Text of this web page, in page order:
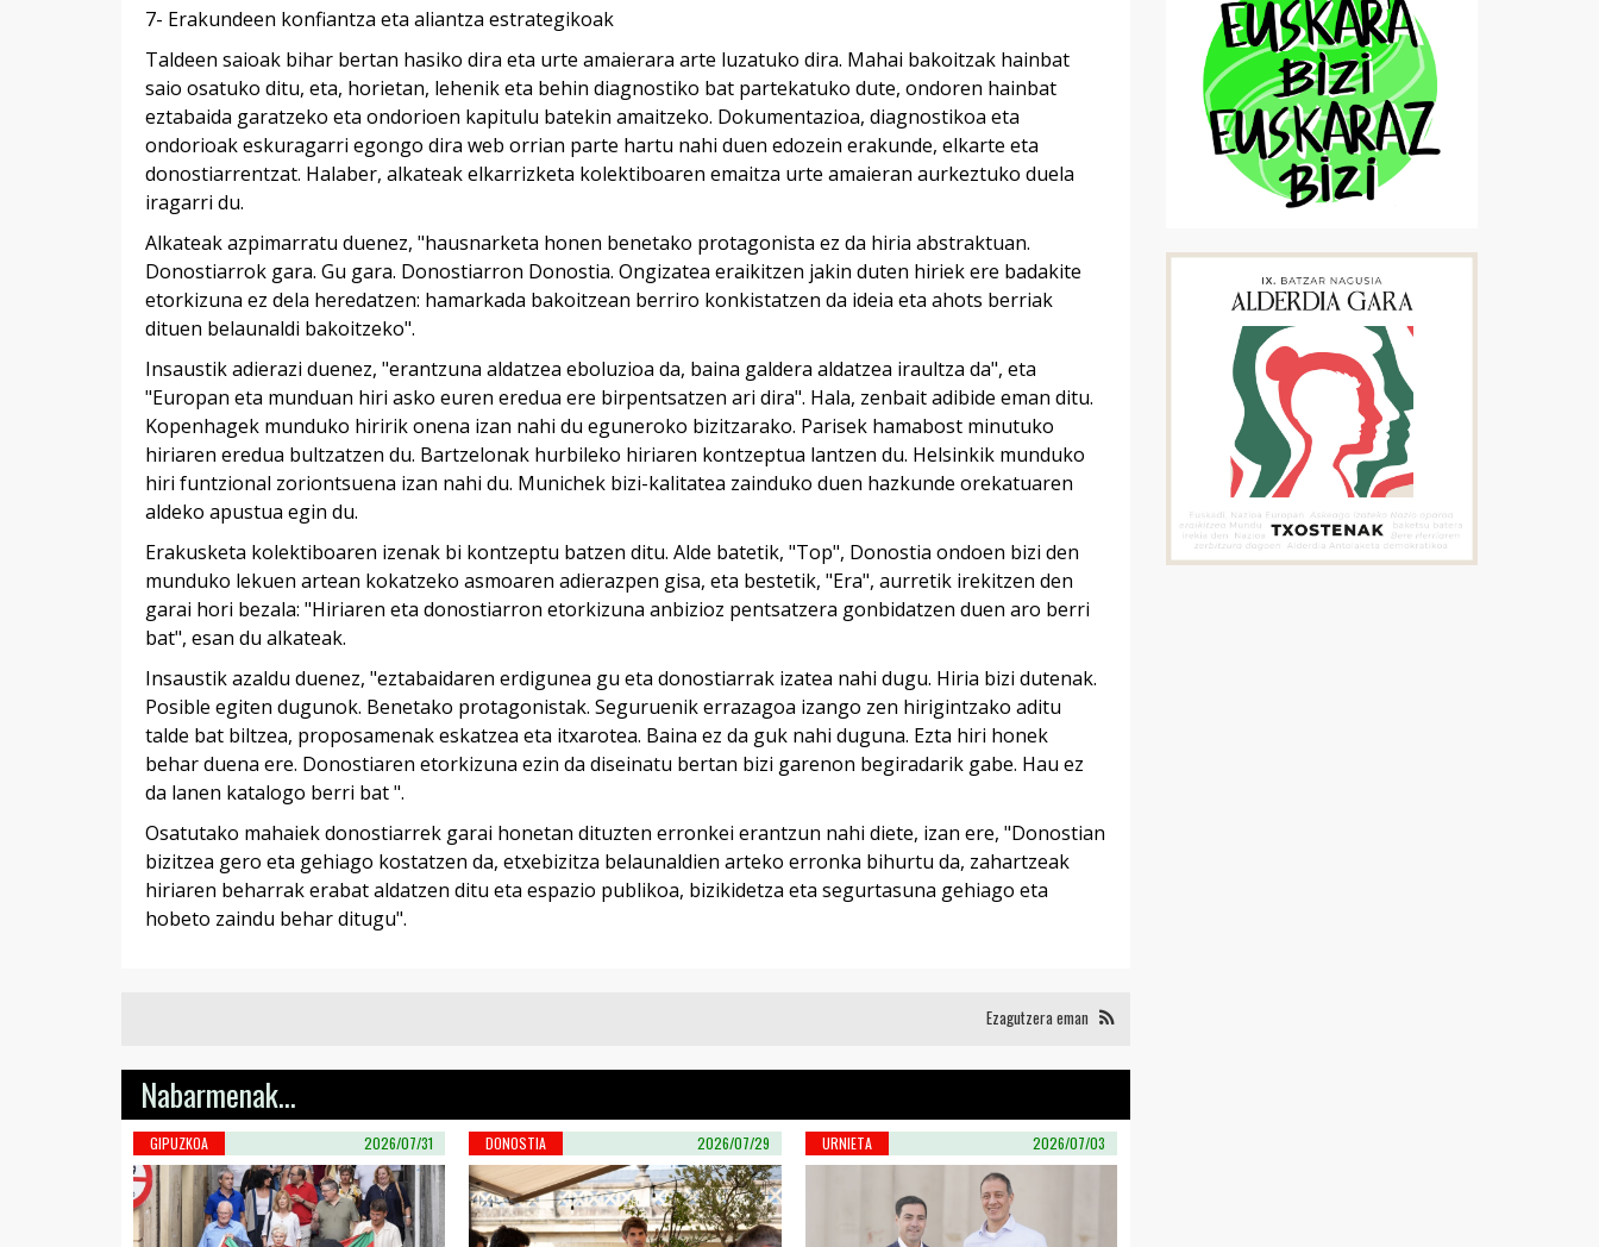
7- Erakundeen konfiantza eta aliantza estrategikoak
Taldeen saioak bihar bertan hasiko dira eta urte amaierara arte luzatuko dira. Mahai bakoitzak hainbat
saio osatuko ditu, eta, horietan, lehenik eta behin diagnostiko bat partekatuko dute, ondoren hainbat
eztabaida garatzeko eta ondorioen kapitulu batekin amaitzeko. Dokumentazioa, diagnostikoa eta
ondorioak eskuragarri egongo dira web orrian parte hartu nahi duen edozein erakunde, elkarte eta
donostiarrentzat. Halaber, alkateak elkarrizketa kolektiboaren emaitza urte amaieran aurkeztuko duela
iragarri du.
Alkateak azpimarratu duenez, "hausnarketa honen benetako protagonista ez da hiria abstraktuan.
Donostiarrok gara. Gu gara. Donostiarron Donostia. Ongizatea eraikitzen jakin duten hiriek ere badakite
etorkizuna ez dela heredatzen: hamarkada bakoitzean berriro konkistatzen da ideia eta ahots berriak
dituen belaunaldi bakoitzeko".
Insaustik adierazi duenez, "erantzuna aldatzea eboluzioa da, baina galdera aldatzea iraultza da", eta
"Europan eta munduan hiri asko euren eredua ere birpentsatzen ari dira". Hala, zenbait adibide eman ditu.
Kopenhagek munduko hiririk onena izan nahi du eguneroko bizitzarako. Parisek hamabost minutuko
hiriaren eredua bultzatzen du. Bartzelonak hurbileko hiriaren kontzeptua lantzen du. Helsinkik munduko
hiri funtzional zoriontsuena izan nahi du. Munichek bizi-kalitatea zainduko duen hazkunde orekatuaren
aldeko apustua egin du.
Erakusketa kolektiboaren izenak bi kontzeptu batzen ditu. Alde batetik, "Top", Donostia ondoen bizi den
munduko lekuen artean kokatzeko asmoaren adierazpen gisa, eta bestetik, "Era", aurretik irekitzen den
garai hori bezala: "Hiriaren eta donostiarron etorkizuna anbizioz pentsatzera gonbidatzen duen aro berri
bat", esan du alkateak.
Insaustik azaldu duenez, "eztabaidaren erdigunea gu eta donostiarrak izatea nahi dugu. Hiria bizi dutenak.
Posible egiten dugunok. Benetako protagonistak. Seguruenik errazagoa izango zen hirigintzako aditu
talde bat biltzea, proposamenak eskatzea eta itxarotea. Baina ez da guk nahi duguna. Ezta hiri honek
behar duena ere. Donostiaren etorkizuna ezin da diseinatu bertan bizi garenon begiradarik gabe. Hau ez
da lanen katalogo berri bat ".
Osatutako mahaiek donostiarrek garai honetan dituzten erronkei erantzun nahi diete, izan ere, "Donostian
bizitzea gero eta gehiago kostatzen da, etxebizitza belaunaldien arteko erronka bihurtu da, zahartzeak
hiriaren beharrak erabat aldatzen ditu eta espazio publikoa, bizikidetza eta segurtasuna gehiago eta
hobeto zaindu behar ditugu".
Ezagutzera eman
Nabarmenak...
GIPUZKOA 2026/07/31 DONOSTIA 2026/07/29 URNIETA 2026/07/03